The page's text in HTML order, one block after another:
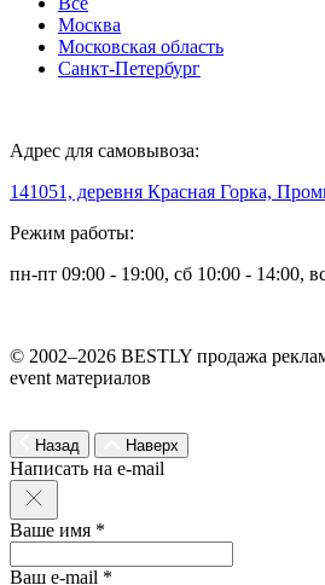
Москва
Московская область
Санкт-Петербург
Адрес для самовывоза:
141051, деревня Красная Горка,
Режим работы:
пн-пт 09:00 - 19:00, сб 10:00 - 14:00,
© 2002–2026 BESTLY продажа
event материалов
Назад Наверх
Написать на e-mail
Ваше имя *
Ваш e-mail *